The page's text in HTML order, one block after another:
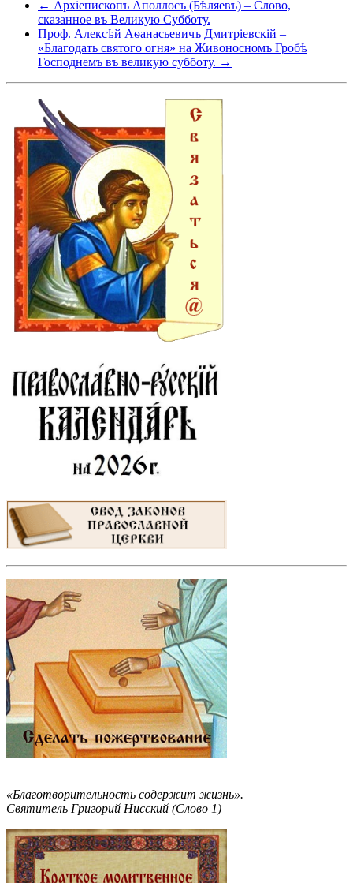
← Архіепископъ Аполлосъ (Бѣляевъ) – Слово,
сказанное въ Великую Субботу.
Проф. Алексѣй Аѳанасьевичъ Дмитріевскій –
«Благодать святого огня» на Живоносномъ Гробѣ
Господнемъ въ великую субботу. →
«Благотворительность содержит жизнь».
Святитель Григорий Нисский (Слово 1)